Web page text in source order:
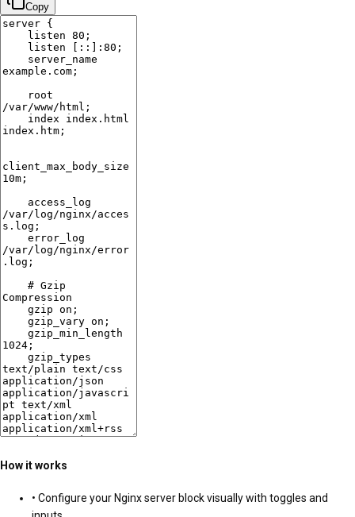
Copy
How it works
• Configure your Nginx server block visually with toggles and